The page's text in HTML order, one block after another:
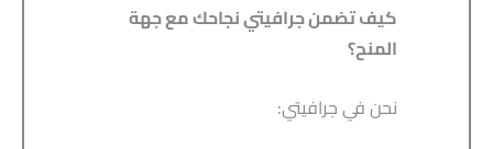
كيف تضمن جرافيتي نجاحك مع جهة
المنح؟
نحن في جرافيتي: